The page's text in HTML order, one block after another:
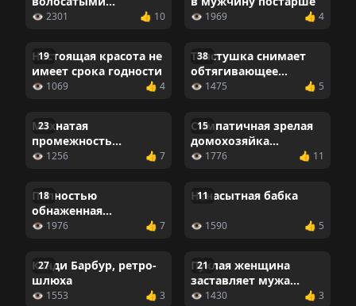
подмышками
👁 2301 👍 10 👁 1969 👍 4
19
Настоящая красота не
имеет срока годности
👁 1069 👍 4
38
Толстушка снимает
обтягивающее
красное платье
👁 1475 👍 5
23
Мохнатая
промежность
элегантной милфы
👁 1256 👍 7
15
Симпатичная зрелая
домохозяйка
раздевается на кухне
👁 1776 👍 11
18
Полностью
обнаженная
индийская
👁 1976 👍 7
11
Ненасытная бабка
👁 1590 👍 5
27
Канди Барбур, ретро-
шлюха
👁 1553 👍 3
21
Пухлая женщина
заставляет мужа
лизать ее грязные
👁 1430 👍 3